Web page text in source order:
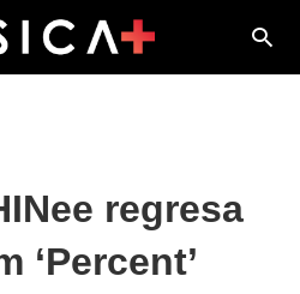
regresa
‘Percent’